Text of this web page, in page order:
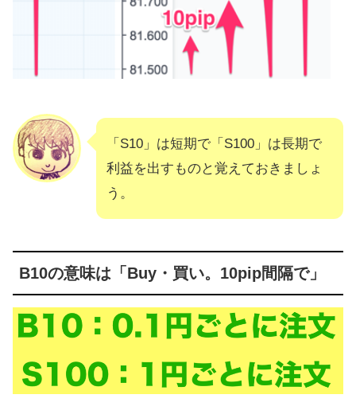
「S10」は短期で「S100」は長期で
利益を出すものと覚えておきましょ
う。
B10の意味は「Buy・買い。10pip間隔で」